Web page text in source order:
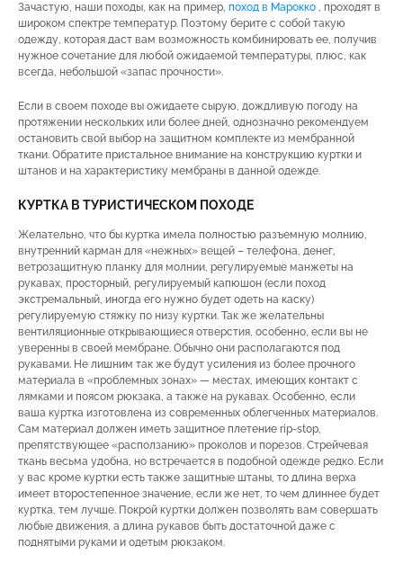
Зачастую, наши походы, как на пример, поход в Марокко , проходят в
широком спектре температур. Поэтому берите с собой такую
одежду, которая даст вам возможность комбинировать ее, получив
нужное сочетание для любой ожидаемой температуры, плюс, как
всегда, небольшой «запас прочности».
Если в своем походе вы ожидаете сырую, дождливую погоду на
протяжении нескольких или более дней, однозначно рекомендуем
остановить свой выбор на защитном комплекте из мембранной
ткани. Обратите пристальное внимание на конструкцию куртки и
штанов и на характеристику мембраны в данной одежде.
КУРТКА В ТУРИСТИЧЕСКОМ ПОХОДЕ
Желательно, что бы куртка имела полностью разъемную молнию,
внутренний карман для «нежных» вещей – телефона, денег,
ветрозащитную планку для молнии, регулируемые манжеты на
рукавах, просторный, регулируемый капюшон (если поход
экстремальный, иногда его нужно будет одеть на каску)
регулируемую стяжку по низу куртки. Так же желательны
вентиляционные открывающиеся отверстия, особенно, если вы не
уверенны в своей мембране. Обычно они располагаются под
рукавами. Не лишним так же будут усиления из более прочного
материала в «проблемных зонах» — местах, имеющих контакт с
лямками и поясом рюкзака, а также на рукавах. Особенно, если
ваша куртка изготовлена из современных облегченных материалов.
Сам материал должен иметь защитное плетение rip-stop,
препятствующее «расползанию» проколов и порезов. Стрейчевая
ткань весьма удобна, но встречается в подобной одежде редко. Если
у вас кроме куртки есть также защитные штаны, то длина верха
имеет второстепенное значение, если же нет, то чем длиннее будет
куртка, тем лучше. Покрой куртки должен позволять вам совершать
любые движения, а длина рукавов быть достаточной даже с
поднятыми руками и одетым рюкзаком.